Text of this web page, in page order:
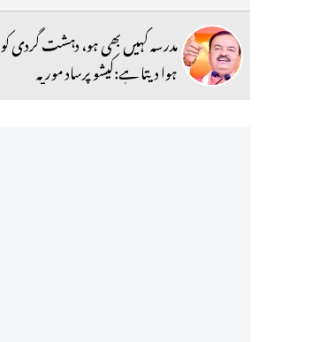
مدرسہ کہیں بھی ہو، دہشت گردی کو
ہوا دیتا ہے:کیشو پرساد موریہ